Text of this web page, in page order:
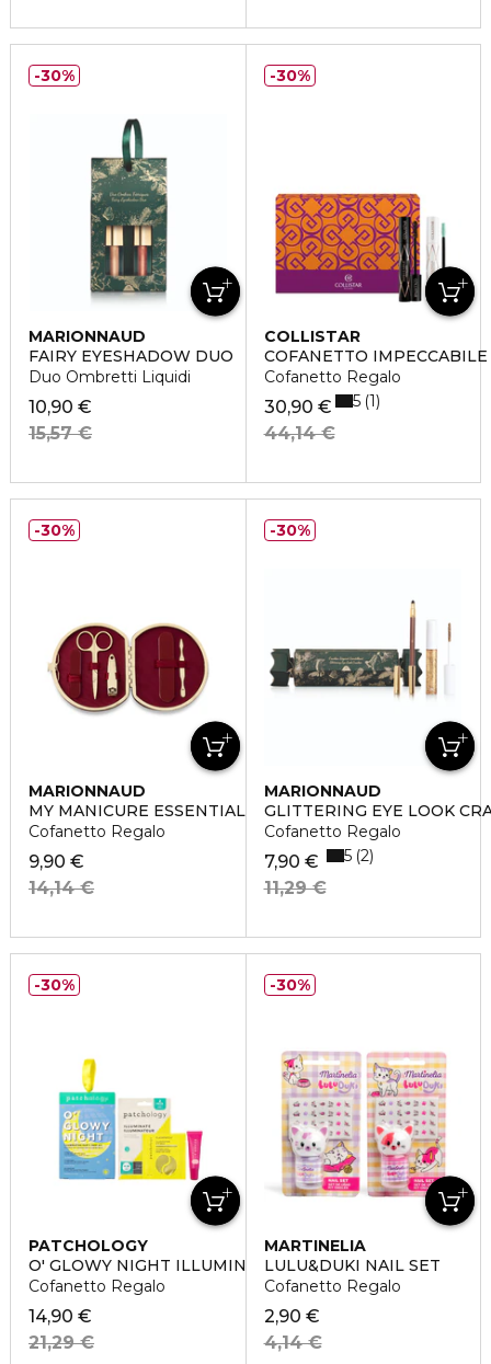
MARIONNAUD
FAIRY EYESHADOW DUO
Duo Ombretti Liquidi
10,90 €
15,57 €
30%
COLLISTAR
COFANETTO
Cofanetto Regalo
30,90 €
44,14 €
5 1
30%
MARIONNAUD
MY MANICURE ESSENTIALS
Cofanetto Regalo
9,90 €
14,14 €
30%
MARIONNAUD
GLITTERING EYE LOOK
Cofanetto Regalo
7,90 €
11,29 €
5 2
30%
PATCHOLOGY
O' GLOWY NIGHT ILLUMINATING PARTY
Cofanetto Regalo
14,90 €
21,29 €
30%
MARTINELIA
LULU&DUKI NAIL SET
Cofanetto Regalo
2,90 €
4,14 €
30%